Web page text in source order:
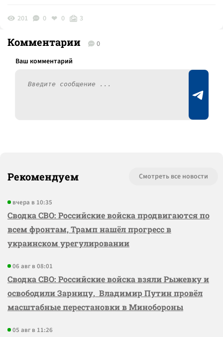
201 0 0 3
Комментарии 0
Рекомендуем Смотреть все новости
вчера в 10:35
Сводка СВО: Российские войска продвигаются по
всем фронтам, Трамп нашёл прогресс в
украинском урегулировании
06 авг в 08:01
Сводка СВО: Российские войска взяли Рыжевку и
освободили Зарницу, Владимир Путин провёл
масштабные перестановки в Минобороны
05 авг в 11:26